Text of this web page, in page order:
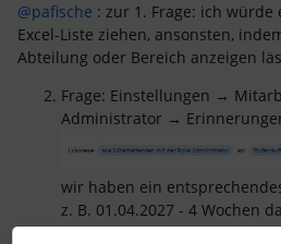
@pafische : zur 1. Frage: ich
Excel-Liste ziehen, ansonsten,
Abteilung oder Bereich anzeigen
Frage: Einstellungen →
Administrator →
wir haben ein
z. B. 01.04.2027 - 4 Wochen
Erinnerung